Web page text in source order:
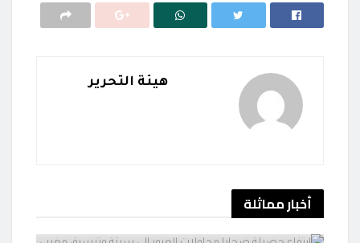
هيئة التحرير
أخبارمماثلة